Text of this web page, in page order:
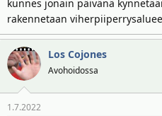
kunnes jonain päivänä
rakennetaan
Los Cojones
Avohoidossa
1.7.2022